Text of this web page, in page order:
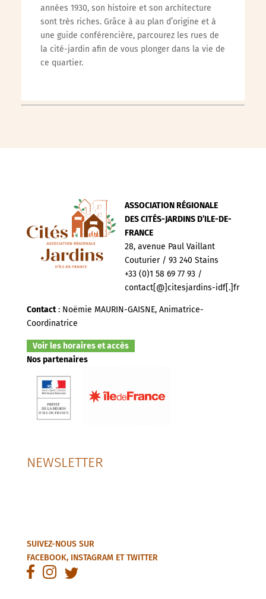
années 1930, son histoire et son architecture
sont très riches. Grâce à au plan d’origine et à
une guide conférencière, parcourez les rues de
la cité-jardin afin de vous plonger dans la vie de
ce quartier.
ASSOCIATION RÉGIONALE
DES CITÉS-JARDINS D’ILE-DE-
FRANCE
28, avenue Paul Vaillant
Couturier / 93 240 Stains
+33 (0)1 58 69 77 93 /
contact[@]citesjardins-idf[.]fr
Contact: Noëmie MAURIN-GAISNE, Animatrice-
Coordinatrice
Voir les horaires et accès
Nos partenaires
NEWSLETTER
SUIVEZ-NOUS SUR
FACEBOOK, INSTAGRAMETTWITTER